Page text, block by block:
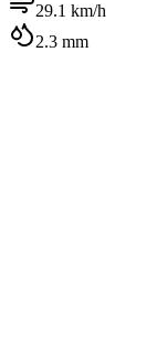
29.1 km/h
2.3 mm